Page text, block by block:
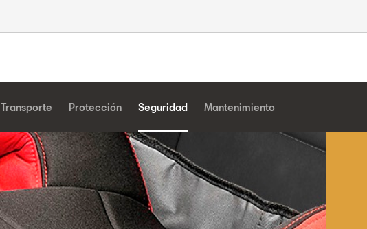
Transporte Protección Seguridad Mantenimiento